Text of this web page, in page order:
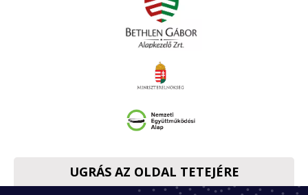
UGRÁS AZ OLDAL TETEJÉRE